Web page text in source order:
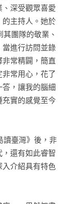
深受觀眾喜愛
的主持人。她於
團隊的敬業、
當進行訪問並錄
常精闢，簡直
常用心，花了
，讓我的腦細
充實的感覺至今
讀臺灣》後，非
還有如此睿智
介紹具有特色